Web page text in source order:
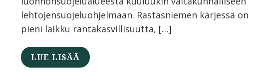
lehtojensuojeluohjelmaan. Rastasniemen kärjessä on
pieni laikku rantakasvillisuutta, […]
LUE LISÄÄ